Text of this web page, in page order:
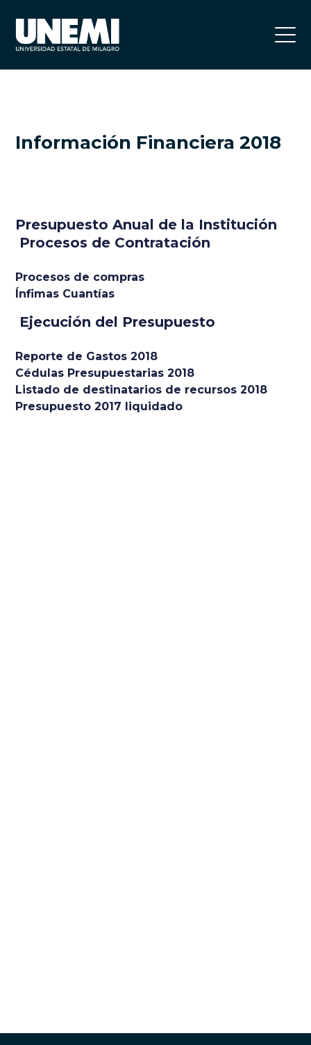
Información Financiera 2018
Presupuesto Anual de la Institución
Procesos de Contratación
Procesos de compras
Ínfimas Cuantías
Ejecución del Presupuesto
Reporte de Gastos 2018
Cédulas Presupuestarias 2018
Listado de destinatarios de recursos 2018
Presupuesto 2017 liquidado